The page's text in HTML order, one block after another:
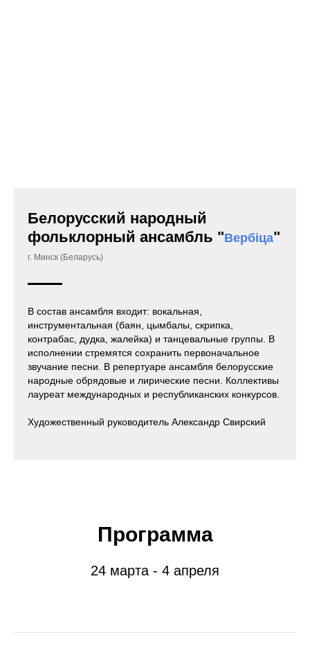
Белорусский народный
фольклорный ансамбль "Вербiца"
г. Минск (Беларусь)
В состав ансамбля входит: вокальная,
инструментальная (баян, цымбалы, скрипка,
контрабас, дудка, жалейка) и танцевальные группы. В
исполнении стремятся сохранить первоначальное
звучание песни. В репертуаре ансамбля белорусские
народные обрядовые и лирические песни. Коллективы
лауреат международных и республиканских конкурсов.
Художественный руководитель Александр Свирский
Программа
24 марта - 4 апреля